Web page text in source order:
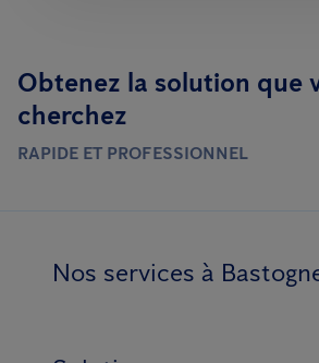
Obtenez la solution que
cherchez
RAPIDE ET PROFESSIONNEL
Nos services à